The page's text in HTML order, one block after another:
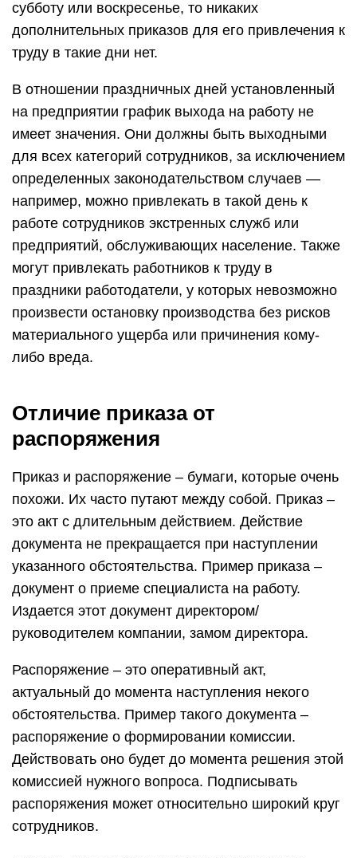
субботу или воскресенье, то никаких
дополнительных приказов для его привлечения к
труду в такие дни нет.
В отношении праздничных дней установленный
на предприятии график выхода на работу не
имеет значения. Они должны быть выходными
для всех категорий сотрудников, за исключением
определенных законодательством случаев —
например, можно привлекать в такой день к
работе сотрудников экстренных служб или
предприятий, обслуживающих население. Также
могут привлекать работников к труду в
праздники работодатели, у которых невозможно
произвести остановку производства без рисков
материального ущерба или причинения кому-
либо вреда.
Отличие приказа от
распоряжения
Приказ и распоряжение – бумаги, которые очень
похожи. Их часто путают между собой. Приказ –
это акт с длительным действием. Действие
документа не прекращается при наступлении
указанного обстоятельства. Пример приказа –
документ о приеме специалиста на работу.
Издается этот документ директором/
руководителем компании, замом директора.
Распоряжение – это оперативный акт,
актуальный до момента наступления некого
обстоятельства. Пример такого документа –
распоряжение о формировании комиссии.
Действовать оно будет до момента решения этой
комиссией нужного вопроса. Подписывать
распоряжения может относительно широкий круг
сотрудников.